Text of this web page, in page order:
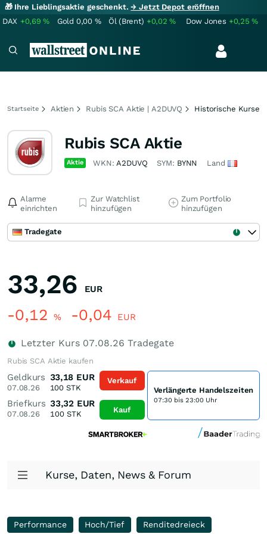
🎁 Ihre Lieblingsaktie geschenkt.→ Jetzt Depot eröffnen
DAX +0,69% Gold 0,00 % Öl (Brent) +0,02% Dow Jones +0,25%
Startseite Aktien Rubis SCA Aktie | A2DUVQ Historische Kurse
Rubis SCA Aktie
Aktie WKN:A2DUVQ SYM: BYNN Land
Alarme
einrichten
Zur Watchlist
hinzufügen
Zum Portfolio
hinzufügen
Tradegate
33,26 EUR
-0,12 % -0,04 EUR
Letzter Kurs 07.08.26 Tradegate
Rubis SCA Aktie kaufen
Geldkurs
07.08.26
33,18 EUR
100 STK
Briefkurs
07.08.26
33,32 EUR
100STK
Verkauf
Kauf
Verlängerte Handelszeiten
07:30 bis 23:00 Uhr
Kurse, Daten, News & Forum
Performance Hoch/Tief
Renditedreieck